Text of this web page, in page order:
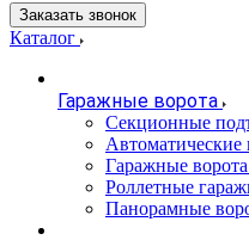
Заказать звонок
Каталог
Гаражные ворота
Секционные
Автоматические
Гаражные
Роллетные
Панорамные